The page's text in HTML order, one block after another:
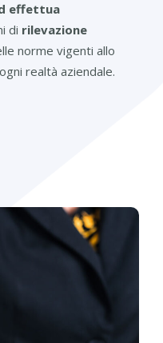
effettua
di rilevazione
norme vigenti allo
realtà aziendale.